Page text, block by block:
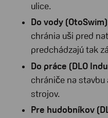
ulice.
Do vody
chránia uši pred
predchádzajú tak
Do práce (DLO
chrániče na
strojov.
Pre hudobníkov